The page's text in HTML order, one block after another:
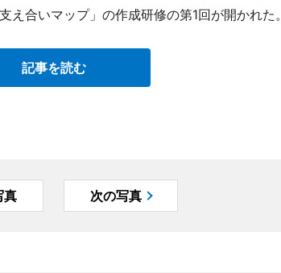
合いマップ」の作成研修の第1回が開かれた。
記事を読む
真 次の写真